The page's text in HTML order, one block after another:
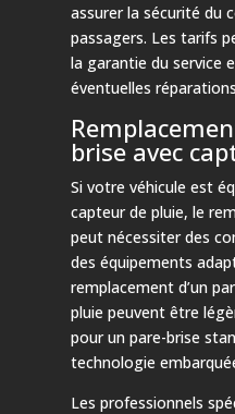
assurer la sécurité du
passagers. Les tarifs
la garantie du service
éventuelles
brise avec
Si votre véhicule est
capteur de pluie, le
peut nécessiter des
des équipements
remplacement d’un
pluie peuvent être
pour un pare-brise
technologie
Les professionnels